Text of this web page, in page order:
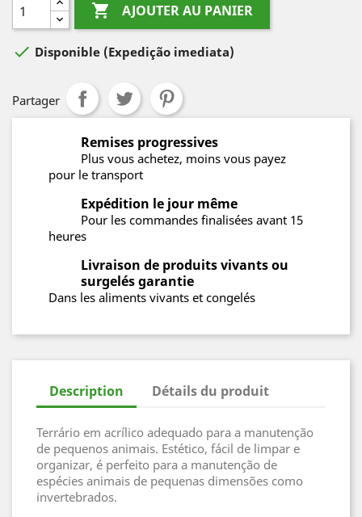
 AJOUTER AU PANIER
 Disponible (Expedição imediata)
Partager
Remises progressives
Plus vous achetez, moins vous payez
pour le transport
Expédition le jour même
Pour les commandes finalisées avant 15
heures
Livraison de produits vivants ou
surgelés garantie
Dans les aliments vivants et congelés
Description Détails du produit
Terrário em acrílico adequado para a manutenção
de pequenos animais. Estético, fácil de limpar e
organizar, é perfeito para a manutenção de
espécies animais de pequenas dimensões como
invertebrados.